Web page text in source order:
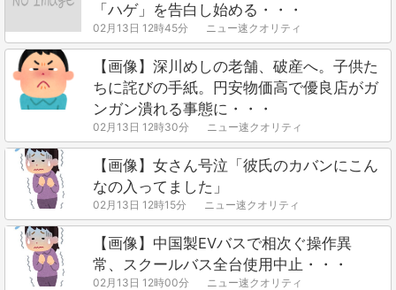
「ハゲ」を告白し始める・・・
02月13日 12時45分 ニュー速クオリティ
【画像】深川めしの老舗、破産へ。子供た
ちに詫びの手紙。円安物価高で優良店がガ
ンガン潰れる事態に・・・
02月13日 12時30分 ニュー速クオリティ
【画像】女さん号泣「彼氏のカバンにこん
なの入ってました」
02月13日 12時15分 ニュー速クオリティ
【画像】中国製EVバスで相次ぐ操作異
常、スクールバス全台使用中止・・・
02月13日 12時00分 ニュー速クオリティ